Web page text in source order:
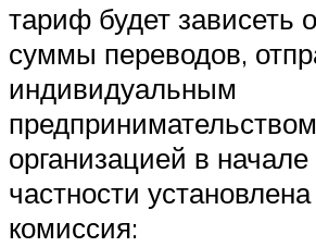
тариф будет зависеть
суммы переводов,
индивидуальным
организацией в
частности
комиссия: